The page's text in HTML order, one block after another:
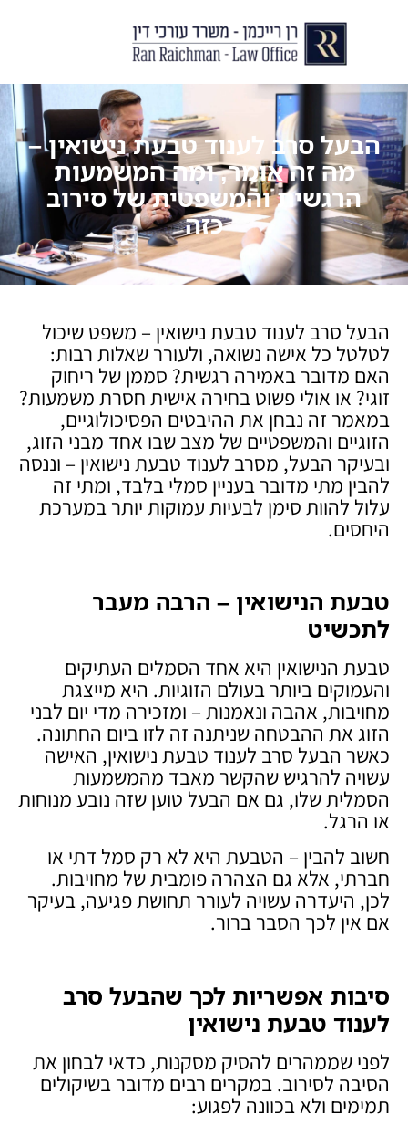
הבעל סרב לענוד טבעת נישואין –
מה זה אומר, ומה המשמעות
הרגשית והמשפטית של סירוב
כזה
הבעל סרב לענוד טבעת נישואין – משפט שיכול
לטלטל כל אישה נשואה, ולעורר שאלות רבות:
האם מדובר באמירה רגשית? סממן של ריחוק
זוגי? או אולי פשוט בחירה אישית חסרת משמעות?
במאמר זה נבחן את ההיבטים הפסיכולוגיים,
הזוגיים והמשפטיים של מצב שבו אחד מבני הזוג,
ובעיקר הבעל, מסרב לענוד טבעת נישואין – וננסה
להבין מתי מדובר בעניין סמלי בלבד, ומתי זה
עלול להוות סימן לבעיות עמוקות יותר במערכת
היחסים.
טבעת הנישואין – הרבה מעבר
לתכשיט
טבעת הנישואין היא אחד הסמלים העתיקים
והעמוקים ביותר בעולם הזוגיות. היא מייצגת
מחויבות, אהבה ונאמנות – ומזכירה מדי יום לבני
הזוג את ההבטחה שניתנה זה לזו ביום החתונה.
כאשר הבעל סרב לענוד טבעת נישואין, האישה
עשויה להרגיש שהקשר מאבד מהמשמעות
הסמלית שלו, גם אם הבעל טוען שזה נובע מנוחות
או הרגל.
חשוב להבין – הטבעת היא לא רק סמל דתי או
חברתי, אלא גם הצהרה פומבית של מחויבות.
לכן, היעדרה עשויה לעורר תחושת פגיעה, בעיקר
אם אין לכך הסבר ברור.
סיבות אפשריות לכך שהבעל סרב
לענוד טבעת נישואין
לפני שממהרים להסיק מסקנות, כדאי לבחון את
הסיבה לסירוב. במקרים רבים מדובר בשיקולים
תמימים ולא בכוונה לפגוע: